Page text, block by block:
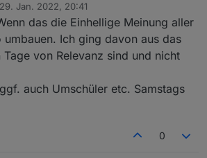
zu nutzen.
Abfrage Zeitraum eventuell als Datum von
Samstag wählen. Dann bekommt man
Sonntag die aktuelle Woche.
29. Jan. 2022, 20:41
von
das die Einhellige Meinung aller
umbauen. Ich ging davon aus das
von Relevanz sind und nicht
auch Umschüler etc. Samstags
0